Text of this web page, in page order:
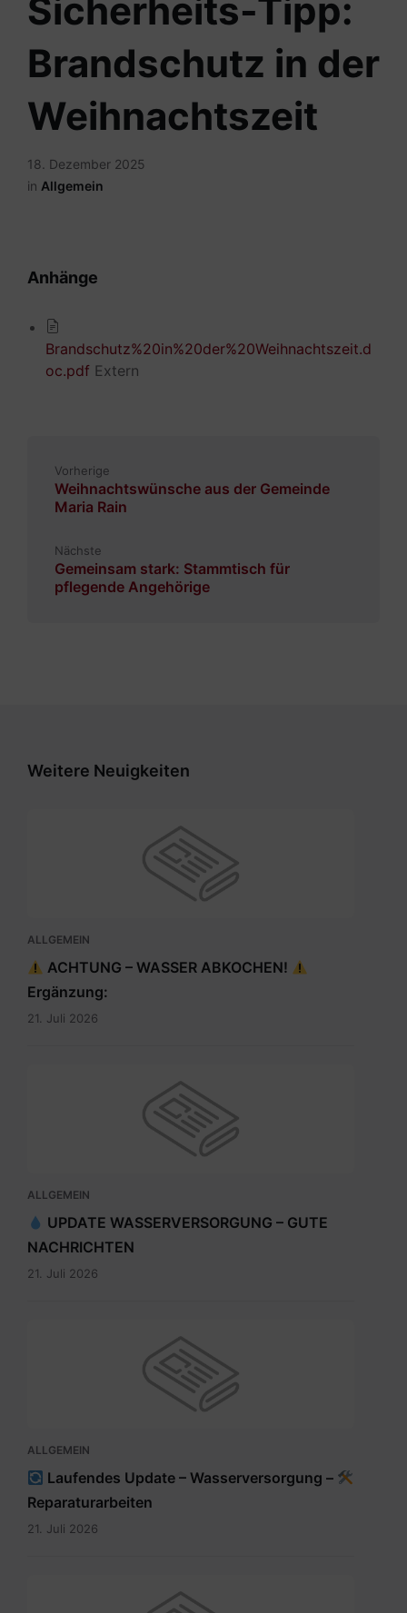
Sicherheits-Tipp:
Brandschutz in der
Weihnachtszeit
18. Dezember 2025
in Allgemein
Anhänge
Brandschutz%20in%20der%20Weihnachtszeit.d
oc.pdf Extern
Vorherige
Weihnachtswünsche aus der Gemeinde
Maria Rain
Nächste
Gemeinsam stark: Stammtisch für
pflegende Angehörige
Weitere Neuigkeiten
ALLGEMEIN
ACHTUNG – WASSER ABKOCHEN!
Ergänzung:
21. Juli 2026
ALLGEMEIN
UPDATE WASSERVERSORGUNG – GUTE
NACHRICHTEN
21. Juli 2026
ALLGEMEIN
Laufendes Update – Wasserversorgung –
Reparaturarbeiten
21. Juli 2026